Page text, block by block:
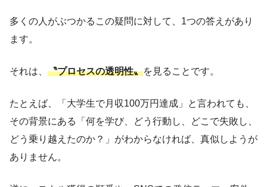
多くの人がぶつかるこの疑問に対して、1つの答えがあり
ます。
それは、 〝プロセスの透明性〟を見ることです。
たとえば、「大学生で月収100万円達成」と言われても、
その背景にある「何を学び、どう行動し、どこで失敗し、
どう乗り越えたのか？」がわからなければ、真似しようが
ありません。